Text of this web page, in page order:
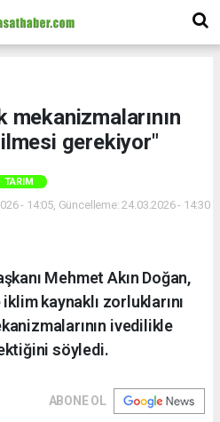
mekanizmalarının
gerekiyor"
TARIM
- 14:05, Güncelleme: 24.03.2026 - 14:30
Mehmet Akın Doğan,
kaynaklı zorluklarını
ivedilikle
söyledi.
ABONE OL